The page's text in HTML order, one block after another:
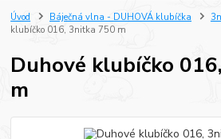
Úvod Báječná vlna - DUHOVÁ klubíčka
klubíčko 016, 3nitka 750 m
Duhové klubíčko
m